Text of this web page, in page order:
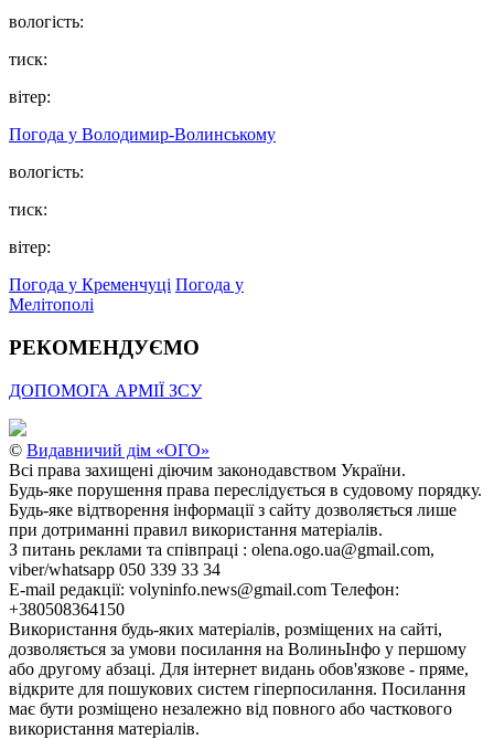
вологість:
тиск:
вітер:
Погода у Володимир-Волинському
вологість:
тиск:
вітер:
Погода у Кременчуці Погода у
Мелітополі
РЕКОМЕНДУЄМО
ДОПОМОГА АРМІЇ ЗСУ
© Видавничий дім «ОГО»
Всі права захищені діючим законодавством України.
Будь-яке порушення права переслідується в судовому порядку.
Будь-яке відтворення інформації з сайту дозволяється лише
при дотриманні правил використання матеріалів.
З питань реклами та співпраці : olena.ogo.ua@gmail.com,
viber/whatsapp 050 339 33 34
E-mail редакції: volyninfo.news@gmail.com Телефон:
+380508364150
Використання будь-яких матеріалів, розміщених на сайті,
дозволяється за умови посилання на ВолиньІнфо у першому
або другому абзаці. Для інтернет видань обов'язкове - пряме,
відкрите для пошукових систем гіперпосилання. Посилання
має бути розміщено незалежно від повного або часткового
використання матеріалів.